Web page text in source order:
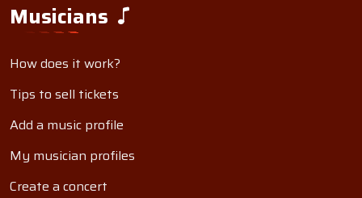
Musicians
How does it work?
Tips to sell tickets
Add a music profile
My musician profiles
Create a concert